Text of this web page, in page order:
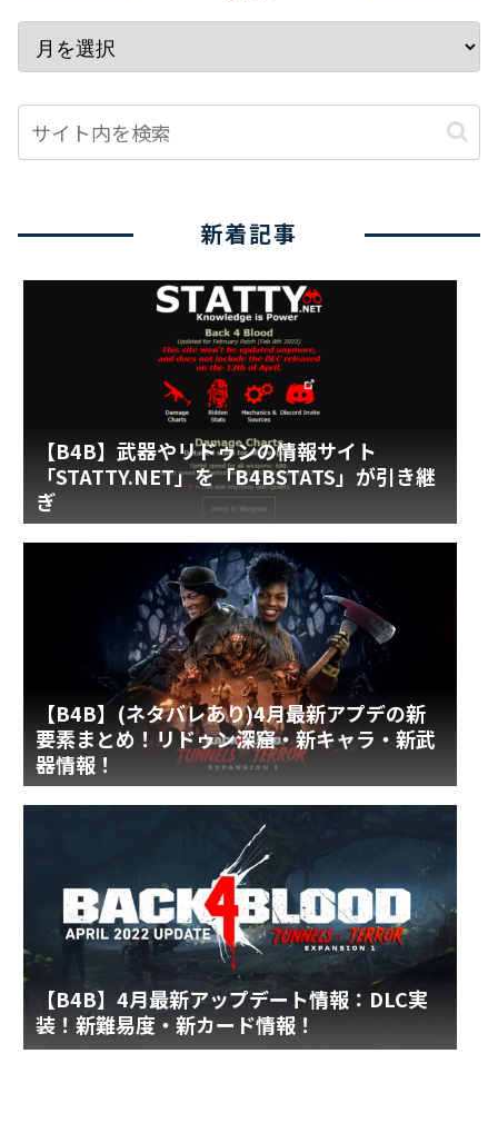
新着記事
【B4B】武器やリドゥンの情報サイト
「STATTY.NET」を「B4BSTATS」が引き継
ぎ
【B4B】(ネタバレあり)4月最新アプデの新
要素まとめ！リドゥン深窟・新キャラ・新武
器情報！
【B4B】4月最新アップデート情報：DLC実
装！新難易度・新カード情報！